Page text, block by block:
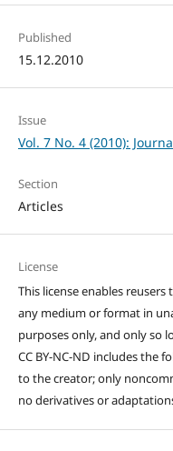
Published
15.12.2010
Issue
Vol. 7 No. 4 (2010):
Section
Articles
License
This license enables
any medium or format in
purposes only, and only so
CC BY-NC-ND includes the
to the creator; only
no derivatives or